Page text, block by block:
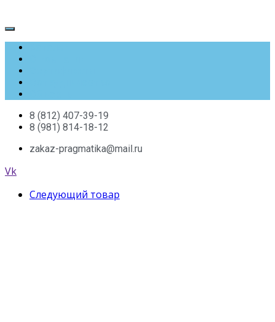
8 (812) 407-39-19
8 (981) 814-18-12
zakaz-pragmatika@mail.ru
Vk
Следующий товар